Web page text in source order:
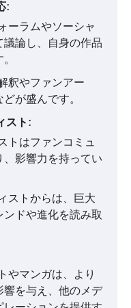
:
ーラムやソーシャ
論し、自身の作品
釈やファンアー
が盛んです。
スト:
トはファンコミュ
影響力を持ってい
ストからは、巨大
ドや進化を読み取
やマンガは、より
響を与え、他のメデ